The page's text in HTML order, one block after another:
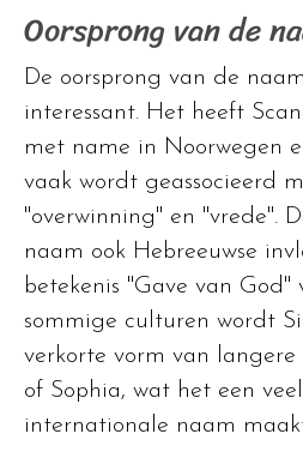
Oorsprong van de
De oorsprong van de
interessant. Het heeft
met name in Noorwegen
vaak wordt geassocieerd
"overwinning" en "vrede".
naam ook Hebreeuwse
betekenis "Gave van God"
sommige culturen wordt
verkorte vorm van langere
of Sophia, wat het een
internationale naam